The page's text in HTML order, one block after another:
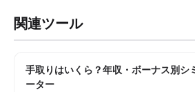
関連ツール
手取りはいくら？年収・ボーナス別シ
ーター